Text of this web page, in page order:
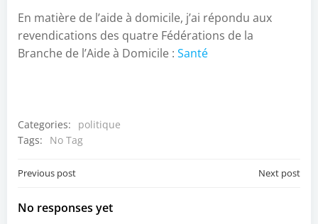
En matière de l’aide à domicile, j’ai répondu aux
revendications des quatre Fédérations de la
Branche de l’Aide à Domicile : Santé
Categories:
politique
Tags:
No Tag
Post
navigation
Previous post Next post
No responses yet